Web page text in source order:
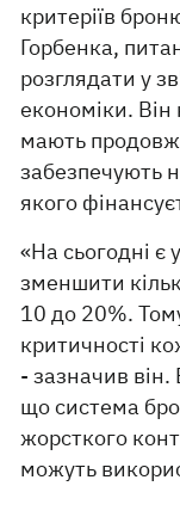
критеріїв
Горбенка,
розглядати у
економіки.
мають
забезпечують
якого
«На сьогодні
зменшити
10 до 20%.
критичності
- зазначив
що система
жорсткого
можуть